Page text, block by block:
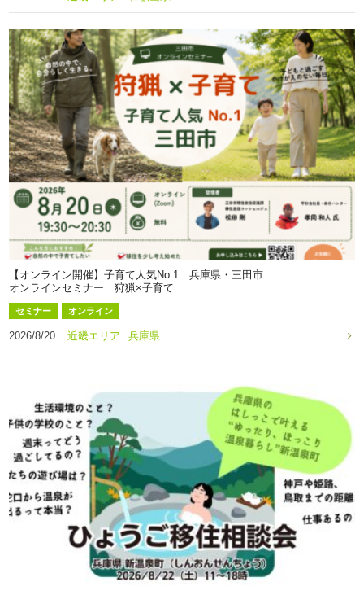
【オンライン開催】子育て人気No.1 兵庫県・三田市
オンラインセミナー 狩猟×子育て
セミナー オンライン
2026/8/20 近畿エリア 兵庫県